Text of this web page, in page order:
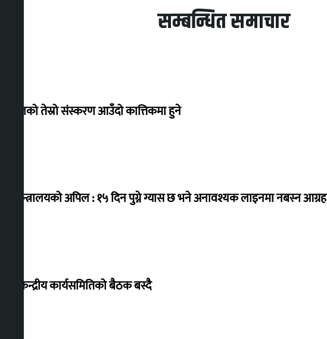
सम्बन्धित समाचार
एनपीएलको तेस्रो संस्करण आउँदो कात्तिकमा हुने
उद्योग मन्त्रालयको अपिल : १५ दिन पुग्ने ग्यास छ भने अनावश्यक लाइनमा नबस्न आग्रह
कांग्रेस केन्द्रीय कार्यसमितिको बैठक बस्दै